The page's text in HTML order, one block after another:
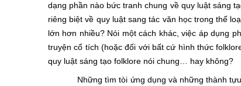
dạng phần nào bức tranh chung về quy luật sáng
riêng biệt về quy luật sang tác văn học trong thể
lớn hơn nhiều? Nói một cách khác, việc áp dụng
truyện cổ tích (hoặc đối với bất cứ hình thức
quy luật sáng tạo folklore nói chung… hay không?
Những tìm tòi ứng dụng và những thành tựu